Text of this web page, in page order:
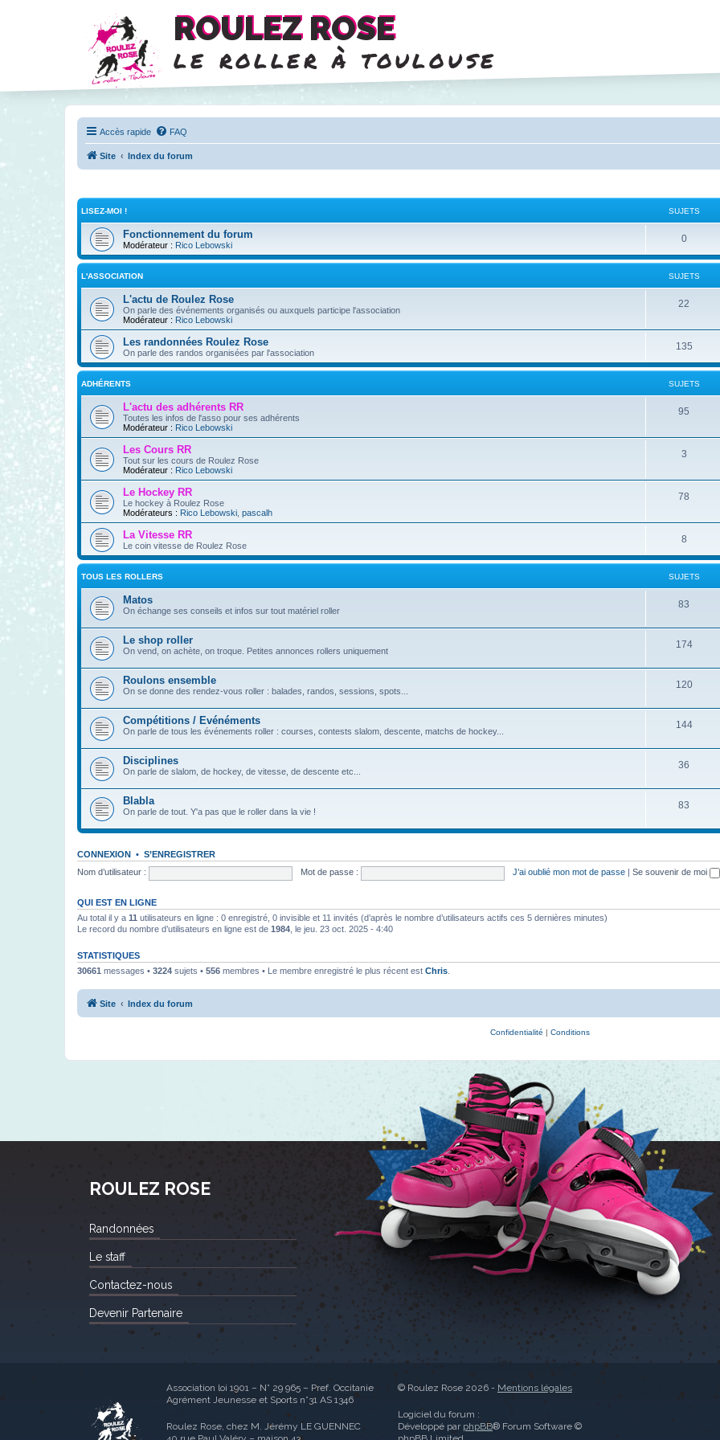
ROULEZ ROSE
le roller à toulouse
Accès rapide FAQ
Site Index du forum
LISEZ-MOI ! SUJETS
Fonctionnement du forum
Modérateur : Rico Lebowski
0
L'ASSOCIATION SUJETS
L'actu de Roulez Rose
On parle des événements organisés ou auxquels participe l'association
Modérateur : Rico Lebowski
22
Les randonnées Roulez Rose
On parle des randos organisées par l'association
135
ADHÉRENTS SUJETS
L'actu des adhérents RR
Toutes les infos de l'asso pour ses adhérents
Modérateur : Rico Lebowski
95
Les Cours RR
Tout sur les cours de Roulez Rose
Modérateur : Rico Lebowski
3
Le Hockey RR
Le hockey à Roulez Rose
Modérateurs : Rico Lebowski pascalh
78
La Vitesse RR
Le coin vitesse de Roulez Rose
8
TOUS LES ROLLERS SUJETS
Matos
On échange ses conseils et infos sur tout matériel roller
83
Le shop roller
On vend, on achète, on troque. Petites annonces rollers uniquement
174
Roulons ensemble
On se donne des rendez-vous roller : balades, randos, sessions, spots...
120
Compétitions / Evénéments
On parle de tous les événements roller : courses, contests slalom, descente, matchs de hockey...
144
Disciplines
On parle de slalom, de hockey, de vitesse, de descente etc...
36
Blabla
On parle de tout. Y'a pas que le roller dans la vie !
83
CONNEXION • S’ENREGISTRER
Nom d’utilisateur :
Mot de passe : J’ai oublié mon mot de passe Se souvenir de moi
QUI EST EN LIGNE
Au total il y a 11 utilisateurs en ligne : 0 enregistré, 0 invisible et 11 invités (d’après le nombre d’utilisateurs actifs ces 5 dernières minutes)
Le record du nombre d’utilisateurs en ligne est de 1984 , le jeu. 23 oct. 2025 - 4:40
STATISTIQUES
30661 messages • 3224 sujets • 556 membres • Le membre enregistré le plus récent est Chris
Site Index du forum
Confidentialité | Conditions
ROULEZ ROSE
Randonnées
Le staff
Contactez-nous
Devenir Partenaire
Association loi 1901 – N° 29 965 – Pref. Occitanie
Agrément Jeunesse et Sports n°31 AS 1346
Roulez Rose, chez M. Jérémy LE GUENNEC
© Roulez Rose 2026 - Mentions légales
Logiciel du forum :
Développé par phpBB® Forum Software ©